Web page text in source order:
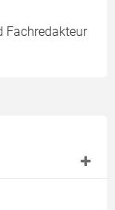
Fachredakteur